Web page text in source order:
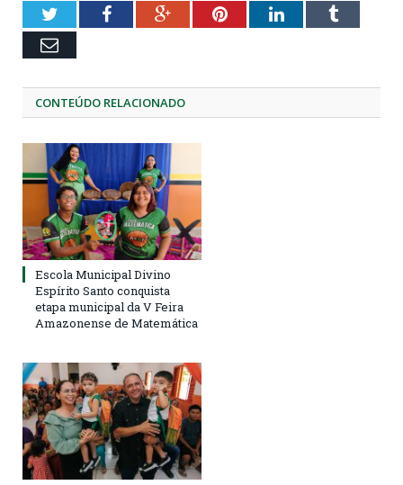
TwitterFacebookGoogle+PinterestLinkedInTumblr
Email
CONTEÚDO RELACIONADO
Escola Municipal Divino
Espírito Santo conquista
etapa municipal da V Feira
Amazonense de Matemática